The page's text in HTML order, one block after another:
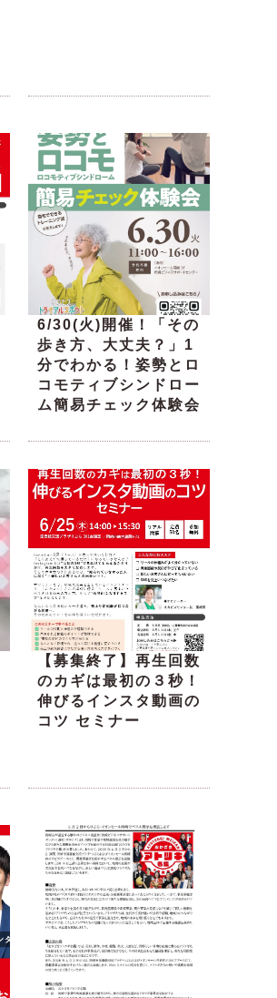
6/30(火)開催！「その
歩き方、大丈夫？」1
分でわかる！姿勢とロ
コモティブシンドロー
ム簡易チェック体験会
【募集終了】再生回数
のカギは最初の３秒！
伸びるインスタ動画の
コツ セミナー